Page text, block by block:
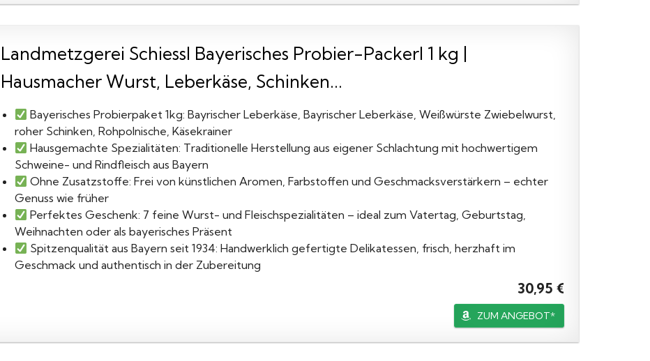
Landmetzgerei Schiessl Bayerisches Probier-Packerl 1 kg |
Hausmacher Wurst, Leberkäse, Schinken...
Bayerisches Probierpaket 1kg: Bayrischer Leberkäse, Bayrischer Leberkäse, Weißwürste Zwiebelwurst,
roher Schinken, Rohpolnische, Käsekrainer
Hausgemachte Spezialitäten: Traditionelle Herstellung aus eigener Schlachtung mit hochwertigem
Schweine- und Rindfleisch aus Bayern
Ohne Zusatzstoffe: Frei von künstlichen Aromen, Farbstoffen und Geschmacksverstärkern – echter
Genuss wie früher
Perfektes Geschenk: 7 feine Wurst- und Fleischspezialitäten – ideal zum Vatertag, Geburtstag,
Weihnachten oder als bayerisches Präsent
Spitzenqualität aus Bayern seit 1934: Handwerklich gefertigte Delikatessen, frisch, herzhaft im
Geschmack und authentisch in der Zubereitung
30,95 €
ZUM ANGEBOT*